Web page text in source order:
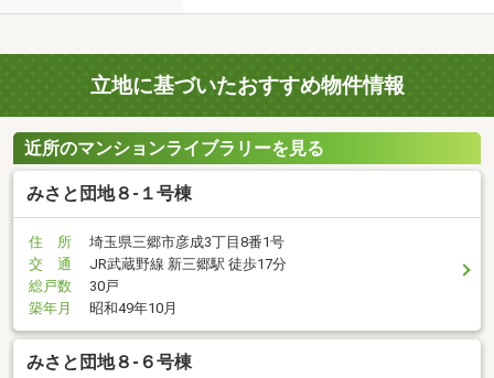
立地に基づいたおすすめ物件情報
近所のマンションライブラリーを見る
みさと団地８-１号棟
住 所
埼玉県三郷市彦成3丁目8番1号
交 通
JR武蔵野線 新三郷駅 徒歩17分
総戸数
30戸
築年月
昭和49年10月
みさと団地８-６号棟